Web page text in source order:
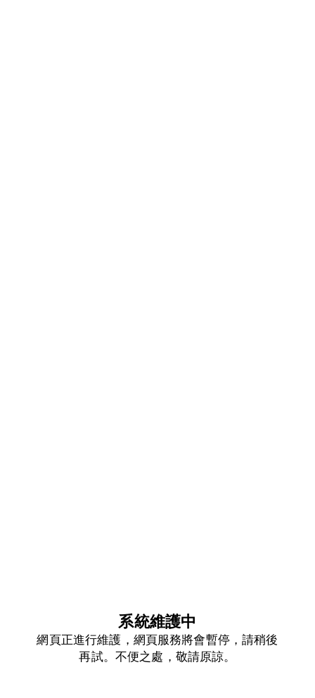
系統維護中
網頁正進行維護，網頁服務將會暫停，請稍後
再試。不便之處，敬請原諒。